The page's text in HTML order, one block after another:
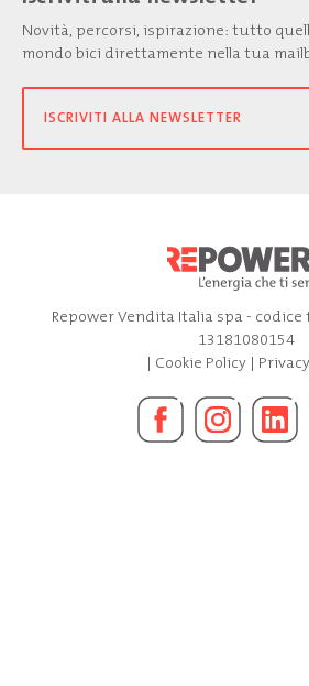
Novità, percorsi, ispirazione: tutto
mondo bici direttamente nella tua
ISCRIVITI ALLA NEWSLETTER
Repower Vendita Italia spa -
13181080154
| Cookie Policy|